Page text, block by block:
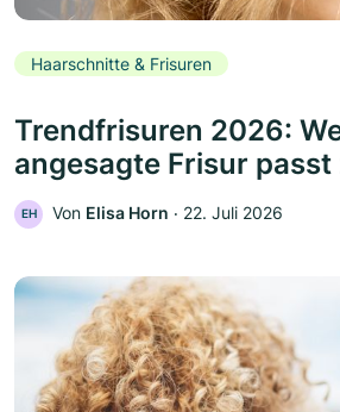
Haarschnitte & Frisuren
Trendfrisuren 2026:
angesagte Frisur passt
EH Von Elisa Horn ‧ 22. Juli 2026